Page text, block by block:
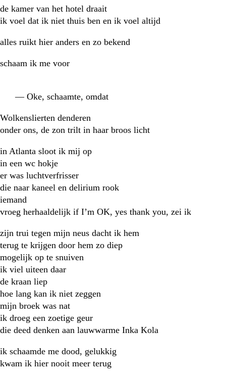
de kamer van het hotel draait
ik voel dat ik niet thuis ben en ik voel altijd
alles ruikt hier anders en zo bekend
schaam ik me voor
— Oke, schaamte, omdat
Wolkenslierten denderen
onder ons, de zon trilt in haar broos licht
in Atlanta sloot ik mij op
in een wc hokje
er was luchtverfrisser
die naar kaneel en delirium rook
iemand
vroeg herhaaldelijk if I’m OK, yes thank you, zei ik
zijn trui tegen mijn neus dacht ik hem
terug te krijgen door hem zo diep
mogelijk op te snuiven
ik viel uiteen daar
de kraan liep
hoe lang kan ik niet zeggen
mijn broek was nat
ik droeg een zoetige geur
die deed denken aan lauwwarme Inka Kola
ik schaamde me dood, gelukkig
kwam ik hier nooit meer terug